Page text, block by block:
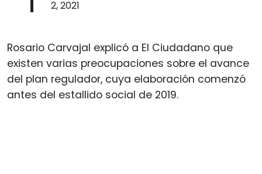
2, 2021
Rosario Carvajal explicó a El Ciudadano que
existen varias preocupaciones sobre el avance
del plan regulador, cuya elaboración comenzó
antes del estallido social de 2019.